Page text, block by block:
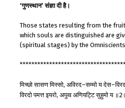
‘गुणस्थान’ संज्ञा दी है।
Those states resulting from the
which souls are distinguished are
(spiritual stages) by the
मिच्छोसासणमिस्सो, अविरद–सम्मोयदेस–
विरदोपमत्तइयरो, अपुव्वअणियट्टिसुहुमोय ॥2